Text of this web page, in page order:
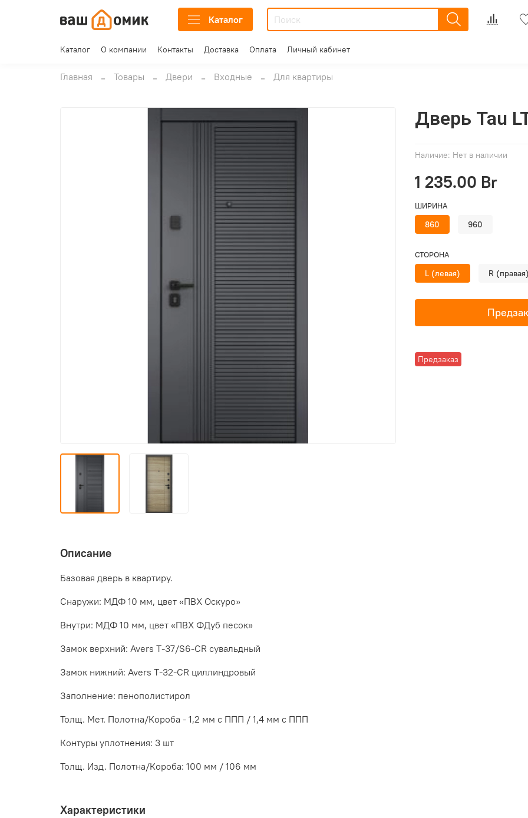
Каталог
Каталог О компании Контакты Доставка Оплата Личный кабинет
Главная Товары Двери Входные Для квартиры
Наличие: Нет в наличии
Предзаказ
Дверь Tau
1 235.00 Br
ШИРИНА
860 960
СТОРОНА
L (левая) R
Описание
Базовая дверь в квартиру.
Снаружи: МДФ 10 мм, цвет «ПВХ Оскуро»
Внутри: МДФ 10 мм, цвет «ПВХ ФДуб песок»
Замок верхний: Avers T-37/S6-CR сувальдный
Замок нижний: Avers T-32-CR циллиндровый
Заполнение: пенополистирол
Толщ. Мет. Полотна/Короба - 1,2 мм с ППП / 1,4 мм с ППП
Контуры уплотнения: 3 шт
Толщ. Изд. Полотна/Короба: 100 мм / 106 мм
Характеристики